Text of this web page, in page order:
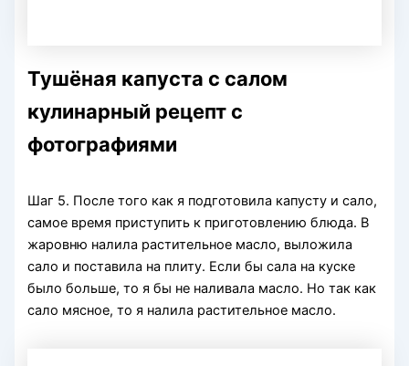
Тушёная капуста с салом
кулинарный рецепт с
фотографиями
Шаг 5. После того как я подготовила капусту и сало,
самое время приступить к приготовлению блюда. В
жаровню налила растительное масло, выложила
сало и поставила на плиту. Если бы сала на куске
было больше, то я бы не наливала масло. Но так как
сало мясное, то я налила растительное масло.